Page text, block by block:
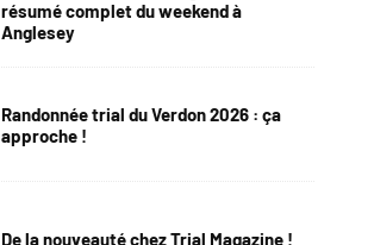
résumé complet du weekend à
Anglesey
Randonnée trial du Verdon 2026 : ça
approche !
De la nouveauté chez Trial Magazine !